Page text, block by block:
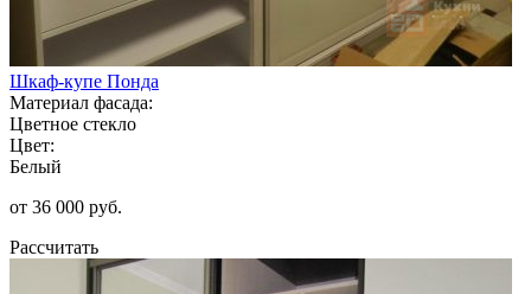
Шкаф-купе Понда
Материал фасада:
Цветное стекло
Цвет:
Белый
от 36 000 руб.
Рассчитать